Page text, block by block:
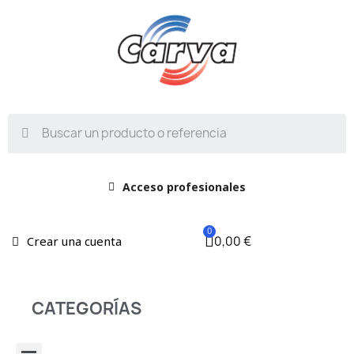
Acceso profesionales
Crear una cuenta 0,00 €
CATEGORÍAS